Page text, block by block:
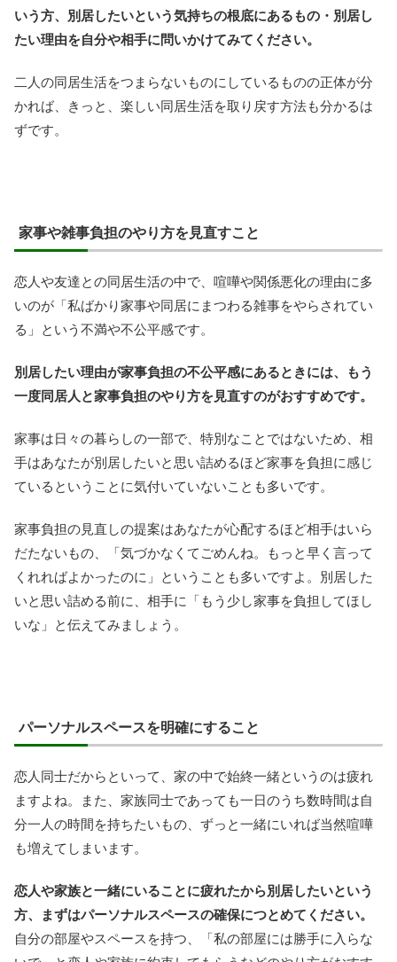
いう方、別居したいという気持ちの根底にあるもの・別居し
たい理由を自分や相手に問いかけてみてください。
二人の同居生活をつまらないものにしているものの正体が分
かれば、きっと、楽しい同居生活を取り戻す方法も分かるは
ずです。
家事や雑事負担のやり方を見直すこと
恋人や友達との同居生活の中で、喧嘩や関係悪化の理由に多
いのが「私ばかり家事や同居にまつわる雑事をやらされてい
る」という不満や不公平感です。
別居したい理由が家事負担の不公平感にあるときには、もう
一度同居人と家事負担のやり方を見直すのがおすすめです。
家事は日々の暮らしの一部で、特別なことではないため、相
手はあなたが別居したいと思い詰めるほど家事を負担に感じ
ているということに気付いていないことも多いです。
家事負担の見直しの提案はあなたが心配するほど相手はいら
だたないもの、「気づかなくてごめんね。もっと早く言って
くれればよかったのに」ということも多いですよ。別居した
いと思い詰める前に、相手に「もう少し家事を負担してほし
いな」と伝えてみましょう。
パーソナルスペースを明確にすること
恋人同士だからといって、家の中で始終一緒というのは疲れ
ますよね。また、家族同士であっても一日のうち数時間は自
分一人の時間を持ちたいもの、ずっと一緒にいれば当然喧嘩
も増えてしまいます。
恋人や家族と一緒にいることに疲れたから別居したいという
方、まずはパーソナルスペースの確保につとめてください。
自分の部屋やスペースを持つ、「私の部屋には勝手に入らな